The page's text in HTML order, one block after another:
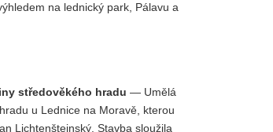
na lednický park, Pálavu a
středověkého hradu — Umělá
u Lednice na Moravě, kterou
Lichtenštejnský. Stavba sloužila